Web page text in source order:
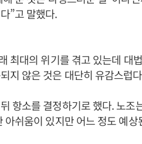
”고 말했다.
최대의 위기를 겪고 있는데 대
지 않은 것은 대단히 유감스럽
항소를 결정하기로 했다. 노조
쉬움이 있지만 어느 정도 예